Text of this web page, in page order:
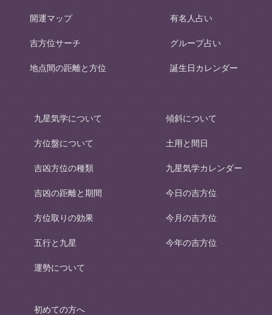
開運マップ
吉方位サーチ
地点間の距離と方位
有名人占い
グループ占い
誕生日カレンダー
九星気学について
方位盤について
吉凶方位の種類
吉凶の距離と期間
方位取りの効果
五行と九星
運勢について
傾斜について
土用と間日
九星気学カレンダー
今日の吉方位
今月の吉方位
今年の吉方位
初めての方へ